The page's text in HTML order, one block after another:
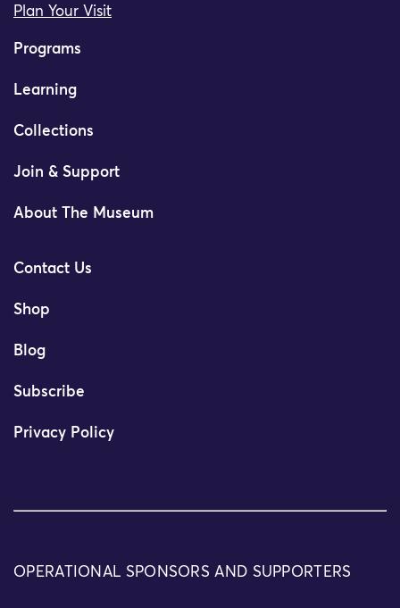
Plan Your Visit
Programs
Learning
Collections
Join & Support
About The Museum
Contact Us
Shop
Blog
Subscribe
Privacy Policy
OPERATIONAL SPONSORS AND SUPPORTERS